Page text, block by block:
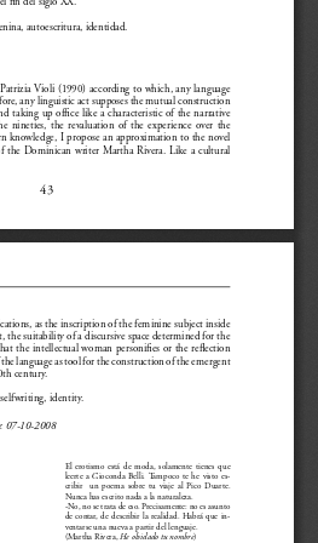
43
autoescritura, identidad.
Violi (1990) according to which, any language
any linguistic act supposes the mutual construction
taking up office like a characteristic of the narrative
nineties,  the  revaluation  of  the  experience  over  the
knowledge, I propose an approximation to the novel
the Dominican writer Martha Rivera. Like a cultural
as the inscription of the feminine subject inside
the suitability of a discursive space determined for the
the intellectual woman personifies or the reflection
language as tool for the construction of the emergent
century.
identity.
07-10-2008
El  erotismo  está  de  moda,  solamente  tienes  que
leerte  a  Gioconda  Belli.  Tampoco  te  he  visto  es-
cribir    un  poema  sobre  tu  viaje  al  Pico  Duarte.
Nunca has escrito nada a la naturaleza.
-No, no se trata de eso. Precisamente: no es asunto
de contar, de describir la realidad. Habrá que in-
ventarse una nueva a partir del lenguaje.
(Martha Rivera, He olvidado tu nombre)